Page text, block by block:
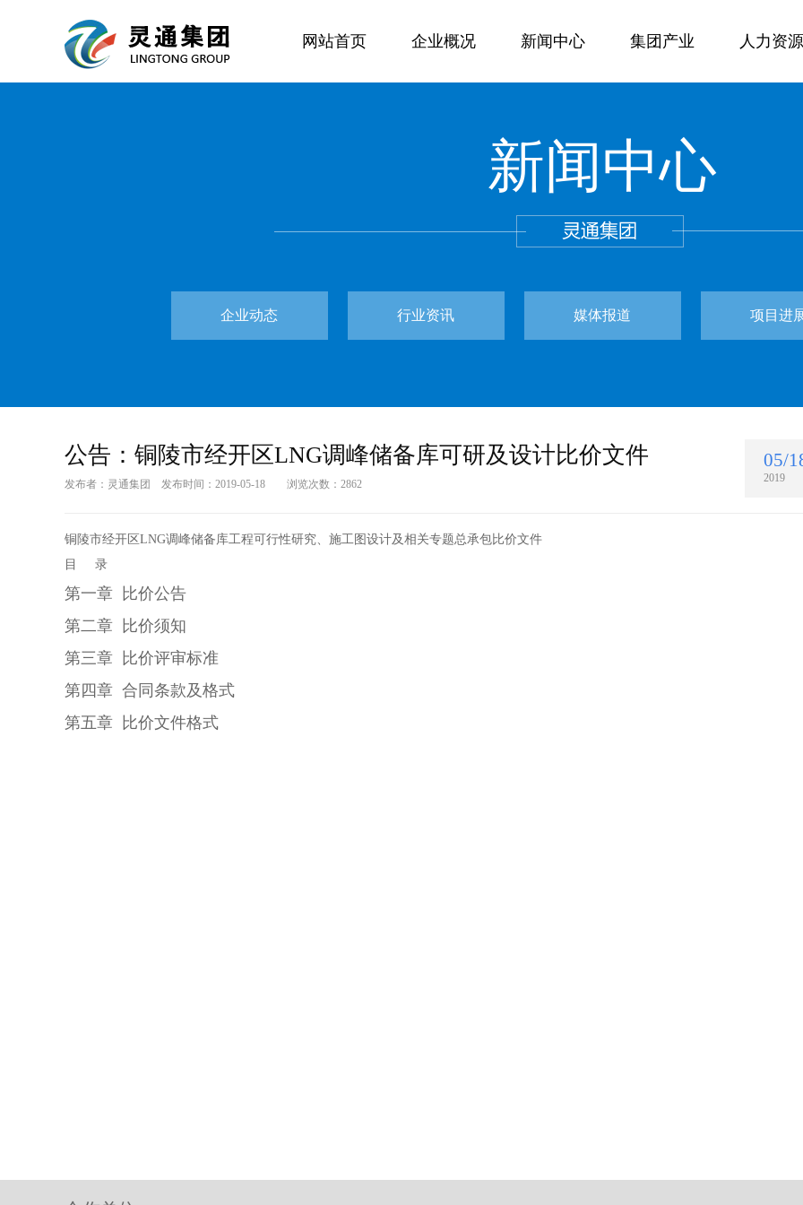
网站首页 企业概况 新闻中心 集团产业 人力资源
新闻中心
企业动态 行业资讯 媒体报道 项目进
公告：铜陵市经开区LNG调峰储备库可研及设计比价文件
发布者：灵通集团 发布时间：2019-05-18 浏览次数：2862
05/
2019
铜陵市经开区LNG调峰储备库工程可行性研究、施工图设计及相关专题总承包比价文件
目 录
第一章 比价公告
第二章 比价须知
第三章 比价评审标准
第四章 合同条款及格式
第五章 比价文件格式